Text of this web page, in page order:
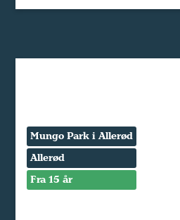
Mungo Park i Allerød
Allerød
Fra 15 år